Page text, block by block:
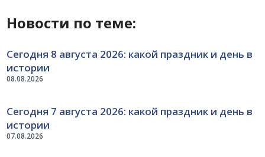
Новости по теме:
08.08.2026
Сегодня 8 августа 2026: какой праздник и день в
истории
07.08.2026
Сегодня 7 августа 2026: какой праздник и день в
истории